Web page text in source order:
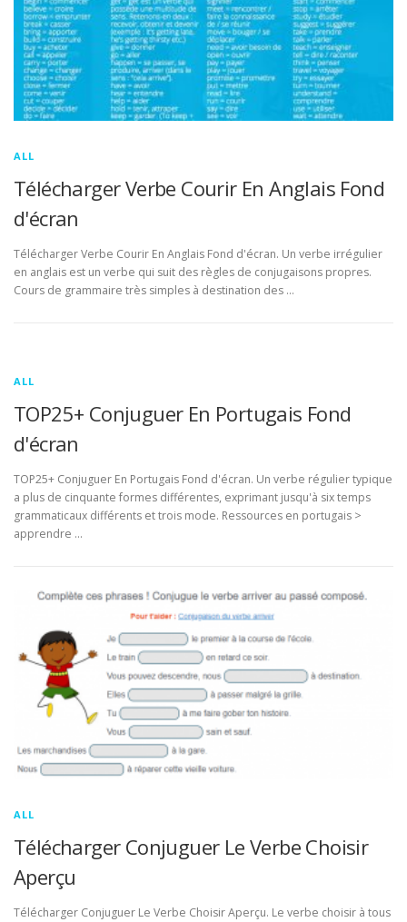
ALL
Télécharger Verbe Courir En Anglais Fond
d'écran
Télécharger Verbe Courir En Anglais Fond d'écran. Un verbe irrégulier
en anglais est un verbe qui suit des règles de conjugaisons propres.
Cours de grammaire très simples à destination des …
ALL
TOP25+ Conjuguer En Portugais Fond
d'écran
TOP25+ Conjuguer En Portugais Fond d'écran. Un verbe régulier typique
a plus de cinquante formes différentes, exprimant jusqu'à six temps
grammaticaux différents et trois mode. Ressources en portugais >
apprendre …
ALL
Télécharger Conjuguer Le Verbe Choisir
Aperçu
Télécharger Conjuguer Le Verbe Choisir Aperçu. Le verbe choisir à tous